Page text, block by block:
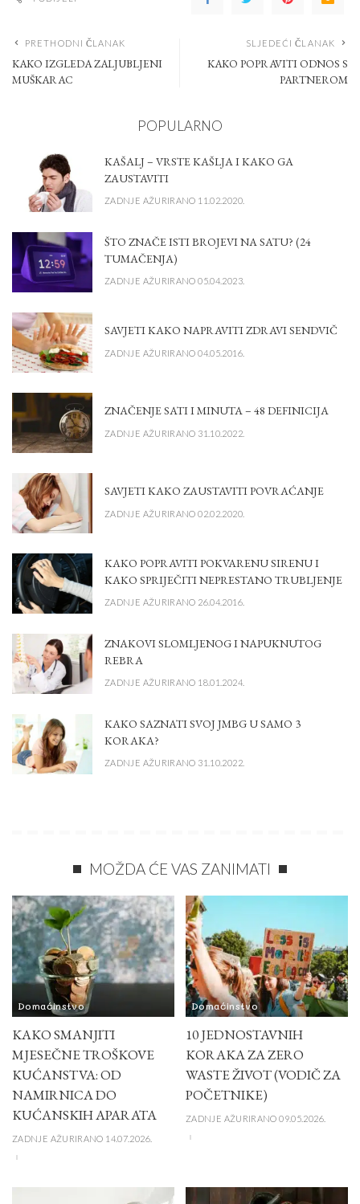
PRETHODNI ČLANAK
KAKO IZGLEDA ZALJUBLJENI
MUŠKARAC
SLJEDEĆI ČLANAK
KAKO POPRAVITI ODNOS S
PARTNEROM
POPULARNO
KAŠALJ – VRSTE KAŠLJA I KAKO GA
ZAUSTAVITI
ZADNJE AŽURIRANO 11.02.2020.
ŠTO ZNAČE ISTI BROJEVI NA SATU? (24
TUMAČENJA)
ZADNJE AŽURIRANO 05.04.2023.
SAVJETI KAKO NAPRAVITI ZDRAVI SENDVIČ
ZADNJE AŽURIRANO 04.05.2016.
ZNAČENJE SATI I MINUTA – 48 DEFINICIJA
ZADNJE AŽURIRANO 31.10.2022.
SAVJETI KAKO ZAUSTAVITI POVRAĆANJE
ZADNJE AŽURIRANO 02.02.2020.
KAKO POPRAVITI POKVARENU SIRENU I
KAKO SPRIJEČITI NEPRESTANO TRUBLJENJE
ZADNJE AŽURIRANO 26.04.2016.
ZNAKOVI SLOMLJENOG I NAPUKNUTOG
REBRA
ZADNJE AŽURIRANO 18.01.2024.
KAKO SAZNATI SVOJ JMBG U SAMO 3
KORAKA?
ZADNJE AŽURIRANO 31.10.2022.
MOŽDA ĆE VAS ZANIMATI
Domaćinstvo
KAKO SMANJITI
MJESEČNE TROŠKOVE
KUĆANSTVA: OD
NAMIRNICA DO
KUĆANSKIH APARATA
ZADNJE AŽURIRANO 14.07.2026.
Domaćinstvo
10 JEDNOSTAVNIH
KORAKA ZA ZERO
WASTE ŽIVOT (VODIČ ZA
POČETNIKE)
ZADNJE AŽURIRANO 09.05.2026.